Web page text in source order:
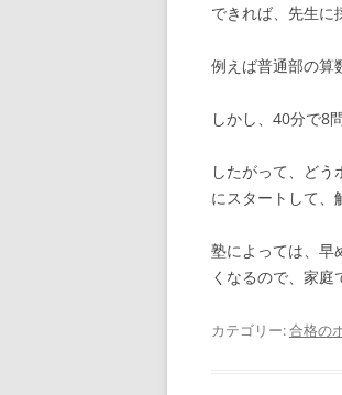
できれば、先生に
例えば普通部の算
しかし、40分で8
したがって、ど
にスタートして、
塾によっては、早
くなるので、家庭
カテゴリー:合格の